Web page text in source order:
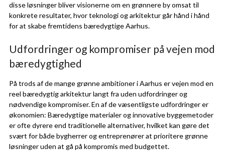
disse løsninger bliver visionerne om en grønnere by omsat til
konkrete resultater, hvor teknologi og arkitektur går hånd i hånd
for at skabe fremtidens bæredygtige Aarhus.
Udfordringer og kompromiser på vejen mod
bæredygtighed
På trods af de mange grønne ambitioner i Aarhus er vejen mod en
reel bæredygtig arkitektur langt fra uden udfordringer og
nødvendige kompromiser. En af de væsentligste udfordringer er
økonomien: Bæredygtige materialer og innovative byggemetoder
er ofte dyrere end traditionelle alternativer, hvilket kan gøre det
svært for både bygherrer og entreprenører at prioritere grønne
løsninger uden at gå på kompromis med budgettet.